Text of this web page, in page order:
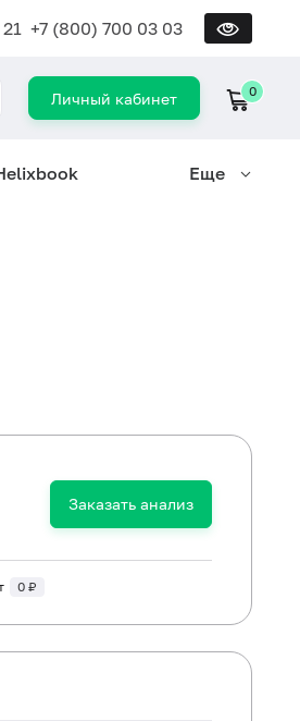
+7 (800) 700 03 03
Личный кабинет 0
Еще
Заказать анализ
0 ₽